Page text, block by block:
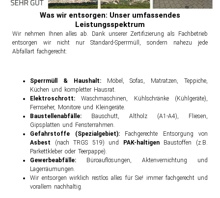
Was wir entsorgen: Unser umfassendes
Leistungsspektrum
Wir nehmen Ihnen alles ab. Dank unserer Zertifizierung als Fachbetrieb
entsorgen wir nicht nur Standard-Sperrmüll, sondern nahezu jede
Abfallart fachgerecht:
Sperrmüll & Haushalt:Möbel, Sofas, Matratzen, Teppiche,
Küchen und kompletter Hausrat.
Elektroschrott: Waschmaschinen, Kühlschränke (Kühlgeräte),
Fernseher, Monitore und Kleingeräte.
Baustellenabfälle: Bauschutt, Altholz (A1-A4), Fliesen,
Gipsplatten und Fensterrahmen.
Gefahrstoffe (Spezialgebiet):Fachgerechte Entsorgung von
Asbest (nach TRGS 519) und PAK-haltigenBaustoffen (z.B.
Parkettkleber oder Teerpappe).
Gewerbeabfälle: Büroauflösungen, Aktenvernichtung und
Lagerräumungen.
Wir entsorgen wirklich restlos alles für Sie! immer fachgerecht und
vorallem nachhaltig.